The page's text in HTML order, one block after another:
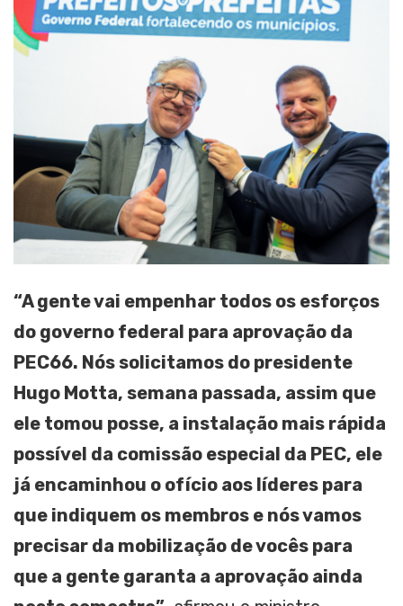
“A gente vai empenhar todos os esforços
do governo federal para aprovação da
PEC66. Nós solicitamos do presidente
Hugo Motta, semana passada, assim que
ele tomou posse, a instalação mais rápida
possível da comissão especial da PEC, ele
já encaminhou o ofício aos líderes para
que indiquem os membros e nós vamos
precisar da mobilização de vocês para
que a gente garanta a aprovação ainda